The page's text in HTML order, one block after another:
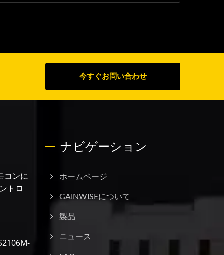
今すぐお問い合わせ
コンに
トロ
ナビゲーション
ホームページ
GAINWISEについて
製品
ニュース